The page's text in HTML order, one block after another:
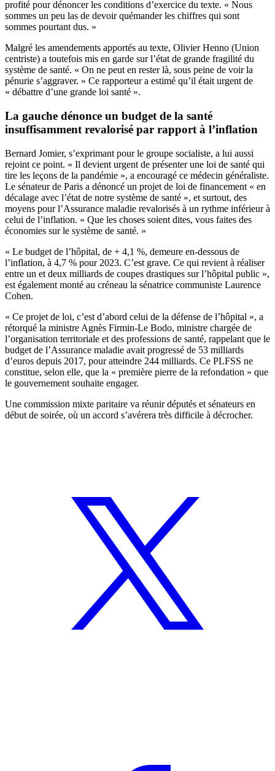
profité pour dénoncer les conditions d’exercice du texte. « Nous
sommes un peu las de devoir quémander les chiffres qui sont
sommes pourtant dus. »
Malgré les amendements apportés au texte, Olivier Henno (Union
centriste) a toutefois mis en garde sur l’état de grande fragilité du
système de santé. « On ne peut en rester là, sous peine de voir la
pénurie s’aggraver. » Ce rapporteur a estimé qu’il était urgent de
« débattre d’une grande loi santé ».
La gauche dénonce un budget de la santé
insuffisamment revalorisé par rapport à l’inflation
Bernard Jomier, s’exprimant pour le groupe socialiste, a lui aussi
rejoint ce point. « Il devient urgent de présenter une loi de santé qui
tire les leçons de la pandémie », a encouragé ce médecin généraliste.
Le sénateur de Paris a dénoncé un projet de loi de financement « en
décalage avec l’état de notre système de santé », et surtout, des
moyens pour l’Assurance maladie revalorisés à un rythme inférieur à
celui de l’inflation. « Que les choses soient dites, vous faites des
économies sur le système de santé. »
« Le budget de l’hôpital, de + 4,1 %, demeure en-dessous de
l’inflation, à 4,7 % pour 2023. C’est grave. Ce qui revient à réaliser
entre un et deux milliards de coupes drastiques sur l’hôpital public »,
est également monté au créneau la sénatrice communiste Laurence
Cohen.
« Ce projet de loi, c’est d’abord celui de la défense de l’hôpital », a
rétorqué la ministre Agnès Firmin-Le Bodo, ministre chargée de
l’organisation territoriale et des professions de santé, rappelant que le
budget de l’Assurance maladie avait progressé de 53 milliards
d’euros depuis 2017, pour atteindre 244 milliards. Ce PLFSS ne
constitue, selon elle, que la « première pierre de la refondation » que
le gouvernement souhaite engager.
Une commission mixte paritaire va réunir députés et sénateurs en
début de soirée, où un accord s’avérera très difficile à décrocher.